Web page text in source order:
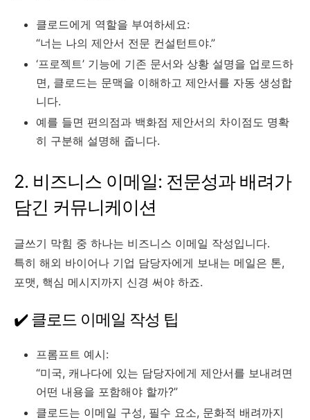
클로드에게 역할을 부여하세요:
“너는 나의 제안서 전문 컨설턴트야.”
‘프로젝트’ 기능에 기존 문서와 상황 설명을 업로드하
면, 클로드는 문맥을 이해하고 제안서를 자동 생성합
니다.
예를 들면 편의점과 백화점 제안서의 차이점도 명확
히 구분해 설명해 줍니다.
2. 비즈니스 이메일: 전문성과 배려가
담긴 커뮤니케이션
글쓰기 막힘 중 하나는 비즈니스 이메일 작성입니다.
특히 해외 바이어나 기업 담당자에게 보내는 메일은 톤,
포맷, 핵심 메시지까지 신경 써야 하죠.
✔️ 클로드 이메일 작성 팁
프롬프트 예시:
“미국, 캐나다에 있는 담당자에게 제안서를 보내려면
어떤 내용을 포함해야 할까?”
클로드는 이메일 구성, 필수 요소, 문화적 배려까지